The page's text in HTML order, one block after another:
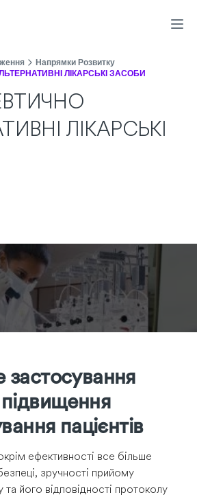
Напрямки Розвитку
ЛІКАРСЬКІ ЗАСОБИ
ЛІКАРСЬКІ
застосування
пацієнтів
ефективності все більше
зручності прийому
та його відповідності протоколу